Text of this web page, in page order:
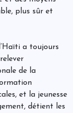
plus sûr et
a toujours
de la
et la jeunesse
détient les